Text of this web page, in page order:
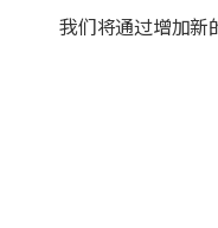
我们将通过增加新